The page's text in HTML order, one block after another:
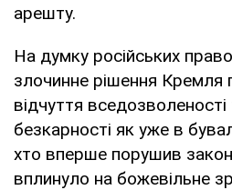
арешту.
На думку російських
злочинне рішення Кремля
відчуття
безкарності як уже в
хто вперше порушив
вплинуло на божевільне